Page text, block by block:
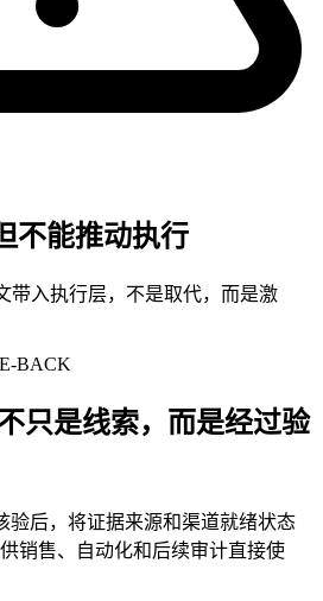
不能推动执行
带入执行层，不是取代，而是激
BACK
只是线索，而是经过验
验后，将证据来源和渠道就绪状态
销售、自动化和后续审计直接使